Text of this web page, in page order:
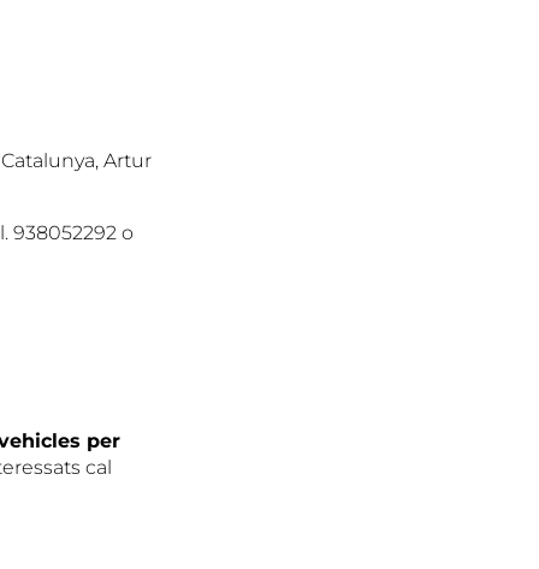
Artur
938052292 o
per
cal